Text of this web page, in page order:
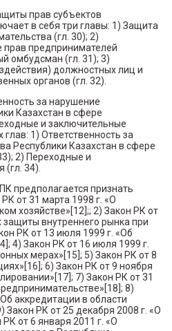
прав субъектов
в себя три главы: 1) Защита
(гл. 30); 2)
предпринимателей
омбудсман (гл. 31); 3)
должностных лиц и
органов (гл. 32).
за нарушение
Казахстан в сфере
и заключительные
1) Ответственность за
Республики Казахстан в сфере
2) Переходные и
34).
предполагается признать
от 31 марта 1998 г. «О
хозяйстве»[12];; 2) Закон РК от
защиты внутреннего рынка при
РК от 13 июля 1999 г. «Об
4) Закон РК от 16 июля 1999 г.
мерах»[15]; 5) Закон РК от 8
6) Закон РК от 9 ноября
7) Закон РК от 31
8)
аккредитации в области
Закон РК от 25 декабря 2008 г. «О
от 6 января 2011 г. «О